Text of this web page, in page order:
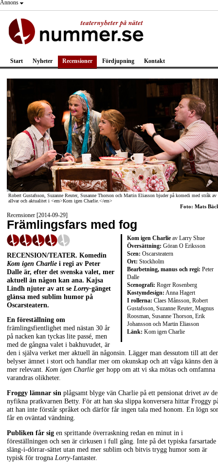
Annons
Start Nyheter Recensioner Fördjupning Kontakt
Robert Gustafsson, Suzanne Reuter, Susanne Thorson och Martin Eliasson bjuder på komedi med stråk av
allvar och aktualitet i <em>Kom igen Charlie.</em>
Foto: Mats
Recensioner [2014-09-29]
Främlingsfars med fog
Kom igen Charlie av Larry Shue
Översättning: Göran O Eriksson
Scen: Oscarsteatern
Ort: Stockholm
Bearbetning, manus och regi: Peter
Dalle
Scenografi: Roger Rosenberg
Kostymdesign: Anna Hagert
I rollerna: Claes Månsson, Robert
Gustafsson, Suzanne Reuter, Magnus
Roosman, Susanne Thorson, Erik
Johansson och Martin Eliasson
Länk: Kom igen Charlie
RECENSION/TEATER. Komedin
Kom igen Charlie i regi av Peter
Dalle är, efter det svenska valet, mer
aktuell än någon kan ana. Kajsa
Lindh njuter av att se Lorry-gänget
glänsa med sublim humor på
Oscarsteatern.
En föreställning om
främlingsfientlighet med nästan 30 år
på nacken kan tyckas lite passé, men
med de gångna valet i bakhuvudet, är
den i själva verket mer aktuell än någonsin. Lägger man dessutom till att
belyser ämnet i stort och handlar mer om okunskap och att våga känns den
mer relevant. Kom igen Charlie ger hopp om att vi ska mötas och omfamna
varandras olikheter.
Froggy lämnar sin plågsamt blyge vän Charlie på ett pensionat drivet av
nyfikna pratkvarnen Betty. För att han ska slippa konversera hittar Froggy
att han inte förstår språket och därför får ingen tala med honom. En lögn
får en oväntad vändning.
Publiken får sig en sprittande överraskning redan en minut in i
föreställningen och sen är cirkusen i full gång. Inte på det typiska farsartade
släng-i-dörrar-sättet utan med mer sublim och bitvis trygg humor som är
typisk för trogna Lorry-fantaster.